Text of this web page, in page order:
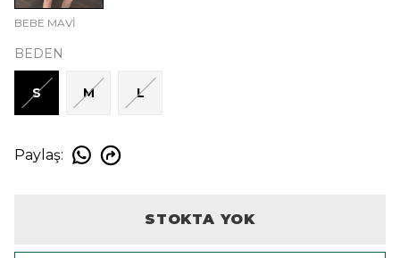
BEBE MAVİ
BEDEN
S M L
Paylaş:
STOKTA YOK